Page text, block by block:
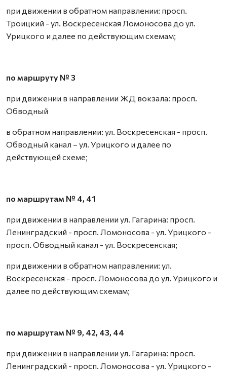
при движении в обратном направлении: просп.
Троицкий - ул. Воскресенская Ломоносова до ул.
Урицкого и далее по действующим схемам;
по маршруту № 3
при движении в направлении ЖД вокзала: просп.
Обводный
в обратном направлении: ул. Воскресенская - просп.
Обводный канал – ул. Урицкого и далее по
действующей схеме;
по маршрутам № 4, 41
при движении в направлении ул. Гагарина: просп.
Ленинградский - просп. Ломоносова - ул. Урицкого -
просп. Обводный канал - ул. Воскресенская;
при движении в обратном направлении: ул.
Воскресенская - просп. Ломоносова до ул. Урицкого и
далее по действующим схемам;
по маршрутам № 9, 42, 43, 44
при движении в направлении ул. Гагарина: просп.
Ленинградский - просп. Ломоносова - ул. Урицкого -